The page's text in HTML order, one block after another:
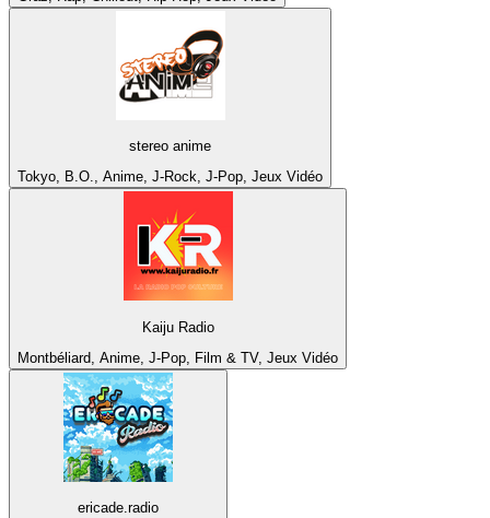
stereo anime
Tokyo, B.O., Anime, J-Rock, J-Pop, Jeux Vidéo
Kaiju Radio
Montbéliard, Anime, J-Pop, Film & TV, Jeux Vidéo
ericade.radio